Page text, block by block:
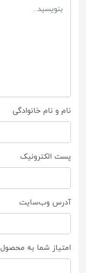
نام و نام خانوادگی
پست الکترونیک
آدرس وب‌سایت
امتیاز شما به محصول